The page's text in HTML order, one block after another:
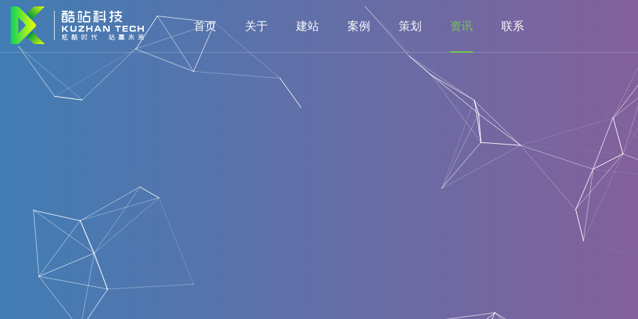
首页 关于 建站 案例 策划 资讯 联系